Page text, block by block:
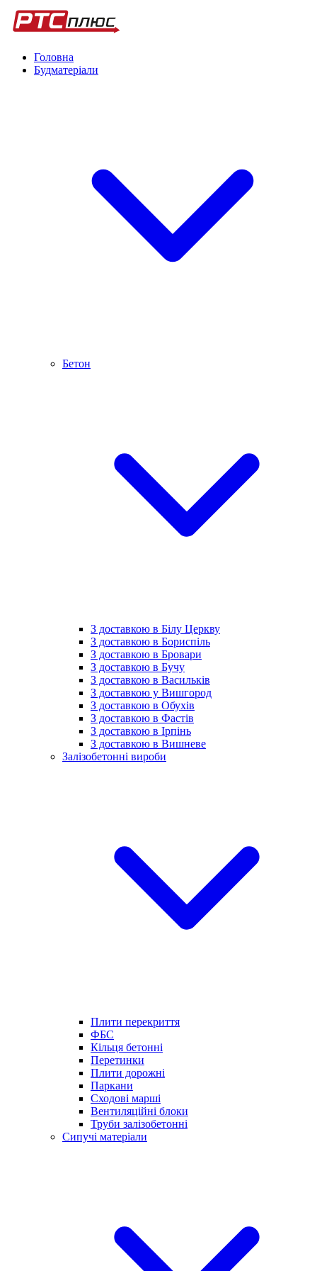
Головна
Будматеріали
Бетон
З доставкою в Білу Церкву
З доставкою в Бориспіль
З доставкою в Бровари
З доставкою в Бучу
З доставкою в Васильків
З доставкою у Вишгород
З доставкою в Обухів
З доставкою в Фастів
З доставкою в Ірпінь
З доставкою в Вишневе
Залізобетонні вироби
Плити перекриття
ФБС
Кільця бетонні
Перетинки
Плити дорожні
Паркани
Сходові марші
Вентиляційні блоки
Труби залізобетонні
Сипучі матеріали